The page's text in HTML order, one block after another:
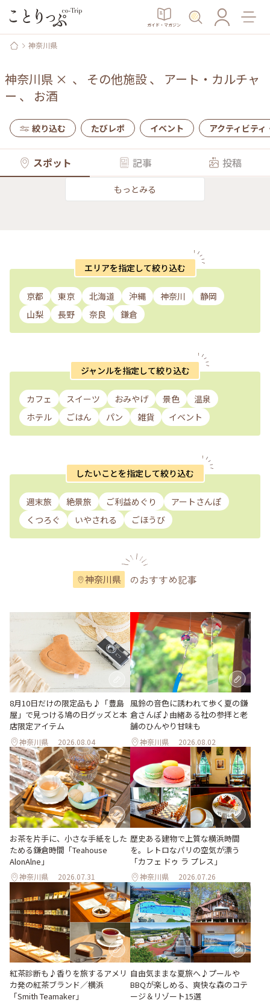
ガイド・マガジン
神奈川県
神奈川県 × 、 その他施設、 アート・カルチャ
ー 、 お酒
絞り込む たびレポ イベント アクティビティ
スポット 記事 投稿
もっとみる
エリアを指定して絞り込む
京都 東京 北海道 沖縄 神奈川
静岡
山梨
長野 奈良 鎌倉
ジャンルを指定して絞り込む
カフェ スイーツ おみやげ 景色
温泉
ホテル
ごはん パン 雑貨 イベント
したいことを指定して絞り込む
週末旅 絶景旅 ご利益めぐり
アートさんぽ
くつろぐ
いやされる ごほうび
神奈川県 のおすすめ記事
8月10日だけの限定品も♪「豊島
屋」で見つける鳩の日グッズと本
店限定アイテム
神奈川県 2026.08.04
風鈴の音色に誘われて歩く夏の鎌
倉さんぽ♪由緒ある社の参拝と老
舗のひんやり甘味も
神奈川県 2026.08.02
お茶を片手に、小さな手紙をした
ためる鎌倉時間「Teahouse
AlonAlne」
神奈川県 2026.07.31
歴史ある建物で上質な横浜時間
を。レトロなパリの空気が漂う
「カフェ ドゥ ラ プレス」
神奈川県 2026.07.26
紅茶診断も♪香りを旅するアメリ
カ発の紅茶ブランド／横浜
「Smith Teamaker」
自由気ままな夏旅へ♪プールや
BBQが楽しめる、爽快な森のコテ
ージ＆リゾート15選